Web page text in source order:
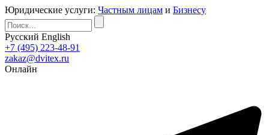
Юридические услуги: Частным лицам и Бизнесу
Русский English
+7 (495) 223-48-91
zakaz@dvitex.ru
Онлайн